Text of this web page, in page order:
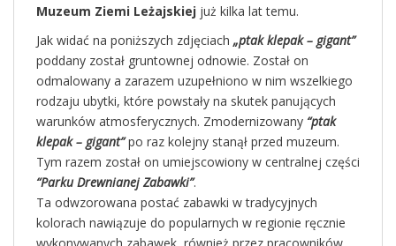
Muzeum Ziemi Leżajskiej już kilka lat temu.
Jak widać na poniższych zdjęciach „ptak klepak – gigant”
poddany został gruntownej odnowie. Został on
odmalowany a zarazem uzupełniono w nim wszelkiego
rodzaju ubytki, które powstały na skutek panujących
warunków atmosferycznych. Zmodernizowany “ptak
klepak – gigant”po raz kolejny stanął przed muzeum.
Tym razem został on umiejscowiony w centralnej części
“Parku Drewnianej Zabawki”.
Ta odwzorowana postać zabawki w tradycyjnych
kolorach nawiązuje do popularnych w regionie ręcznie